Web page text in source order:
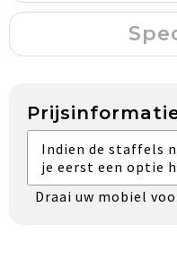
Indien de staffels
je eerst een optie
Draai uw mobiel